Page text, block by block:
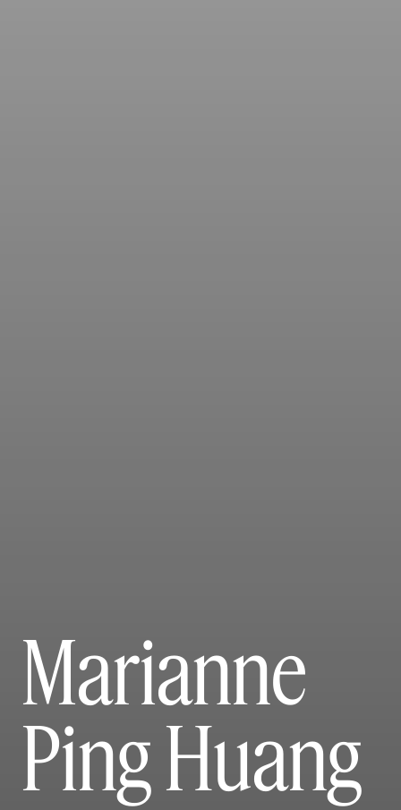
Marianne
Ping Huang